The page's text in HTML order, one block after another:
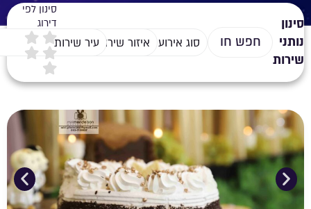
סינון
נותני
שירות
סוג אירוע איזור שירותעיר שירות
סינון לפי
דירוג